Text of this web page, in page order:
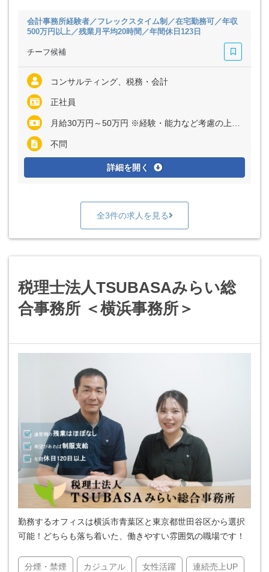
会計事務所経験者／フレックスタイム制／在宅勤務可／年収
500万円以上／残業月平均20時間／年間休日123日
チーフ候補
コンサルティング、税務・会計
正社員
月給30万円～50万円 ※経験・能力など考慮の上、決定いたします ※残業代は全額支給
不問
詳細を開く
全3件の求人を見る
税理士法人TSUBASAみらい総
合事務所 ＜横浜事務所＞
勤務するオフィスは横浜市青葉区と東京都世田谷区から選択
可能！どちらも落ち着いた、働きやすい雰囲気の職場です！
分煙・禁煙 カジュアル 女性活躍 連続売上UP